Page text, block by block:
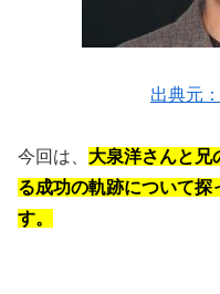
出典元
今回は、 大泉洋さんと兄
る成功の軌跡について探
す。